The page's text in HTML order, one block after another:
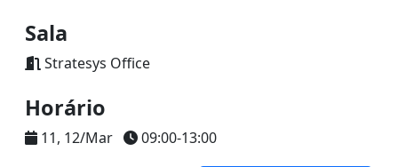
Sala
Stratesys Office
Horário
11, 12/Mar 09:00-13:00